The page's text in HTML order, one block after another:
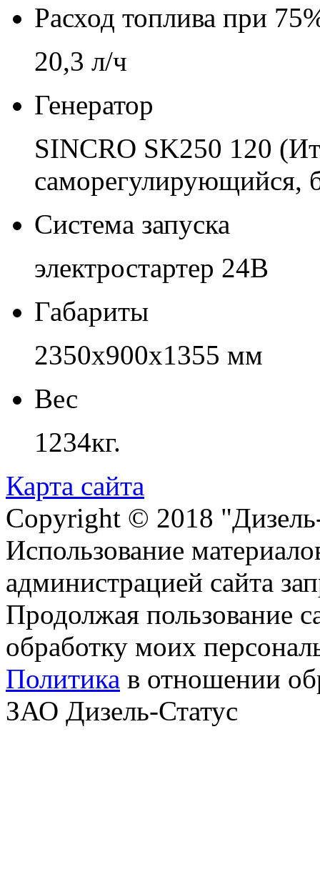
Расход топлива при
20,3 л/ч
Генератор
SINCRO SK250 120
саморегулирующийся,
Система запуска
электростартер 24В
Габариты
2350х900х1355 мм
Вес
1234кг.
Карта сайта
Copyright © 2018
Использование
администрацией сайта
Продолжая пользование
обработку моих
Политика в отношении
ЗАО Дизель-Статус